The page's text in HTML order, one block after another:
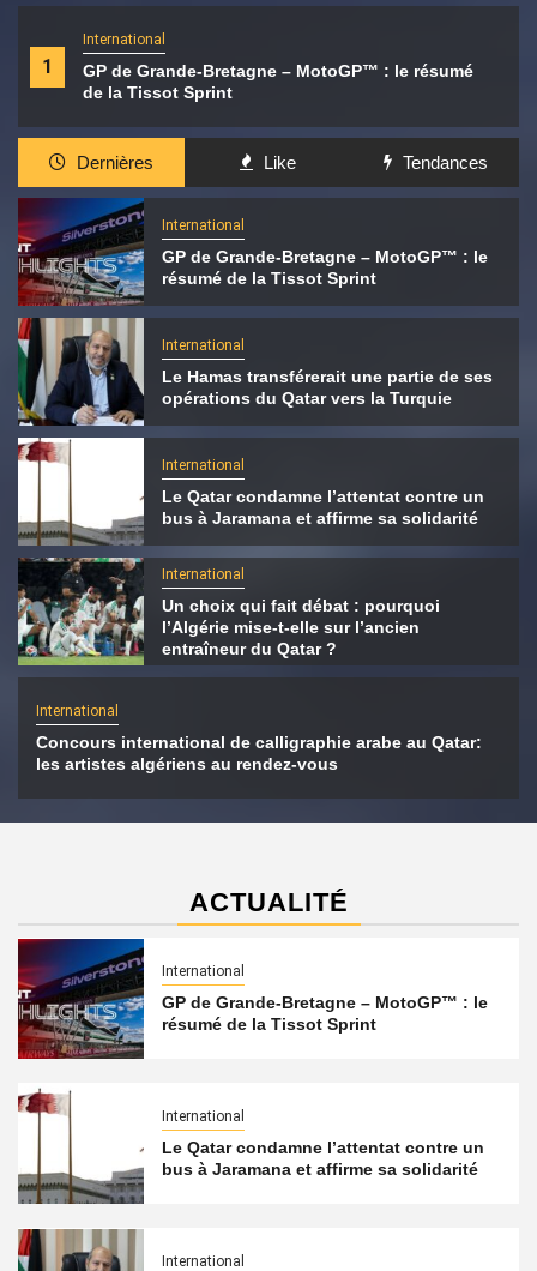
1
International
GP de Grande-Bretagne – MotoGP™ : le résumé
de la Tissot Sprint
Dernières Like Tendances
International
GP de Grande-Bretagne – MotoGP™ : le
résumé de la Tissot Sprint
International
Le Hamas transférerait une partie de ses
opérations du Qatar vers la Turquie
International
Le Qatar condamne l’attentat contre un
bus à Jaramana et affirme sa solidarité
International
Un choix qui fait débat : pourquoi
l’Algérie mise-t-elle sur l’ancien
entraîneur du Qatar ?
International
Concours international de calligraphie arabe au Qatar:
les artistes algériens au rendez-vous
ACTUALITÉ
International
GP de Grande-Bretagne – MotoGP™ : le
résumé de la Tissot Sprint
International
Le Qatar condamne l’attentat contre un
bus à Jaramana et affirme sa solidarité
International